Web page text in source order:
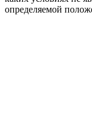
определяемой